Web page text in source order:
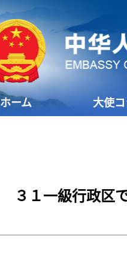
ホーム 大使
３１一級行政区